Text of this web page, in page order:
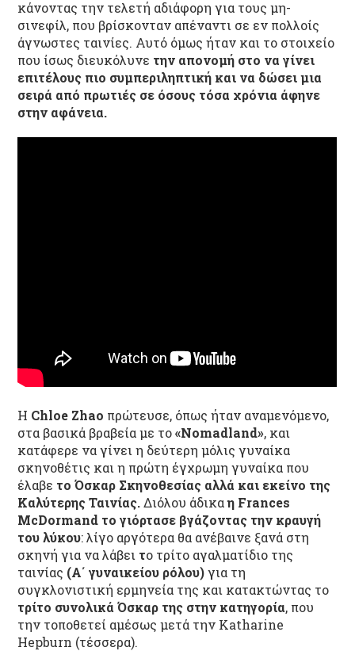
κάνοντας την τελετή αδιάφορη για τους μη-
σινεφίλ, που βρίσκονταν απέναντι σε εν πολλοίς
άγνωστες ταινίες. Αυτό όμως ήταν και το στοιχείο
που ίσως διευκόλυνε την απονομή στο να γίνει
επιτέλους πιο συμπεριληπτική και να δώσει μια
σειρά από πρωτιές σε όσους τόσα χρόνια άφηνε
στην αφάνεια.
Η Chloe Zhao πρώτευσε, όπως ήταν αναμενόμενο,
στα βασικά βραβεία με το«Nomadland», και
κατάφερε να γίνει η δεύτερη μόλις γυναίκα
σκηνοθέτις και η πρώτη έγχρωμη γυναίκα που
έλαβε το Όσκαρ Σκηνοθεσίας αλλά και εκείνο της
Καλύτερης Ταινίας.Διόλου άδικαη Frances
McDormand το γιόρτασε βγάζοντας την κραυγή
του λύκου: λίγο αργότερα θα ανέβαινε ξανά στη
σκηνή για να λάβει το τρίτο αγαλματίδιο της
ταινίας (Α΄ γυναικείου ρόλου)για τη
συγκλονιστική ερμηνεία της και κατακτώντας το
τρίτο συνολικά Όσκαρ της στην κατηγορία, που
την τοποθετεί αμέσως μετά την Katharine
Hepburn (τέσσερα).